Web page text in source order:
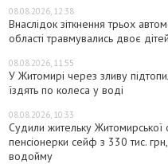
08.08.2026, 12:38
Внаслідок зіткнення трьох
області травмувались двоє
08.08.2026, 11:55
У Житомирі через зливу
їздять по колеса у воді
08.08.2026, 10:33
Судили жительку Житомирської
пенсіонерки сейф з 330 тис.
водойму